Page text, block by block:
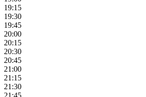
19:15
19:30
19:45
20:00
20:15
20:30
20:45
21:00
21:15
21:30